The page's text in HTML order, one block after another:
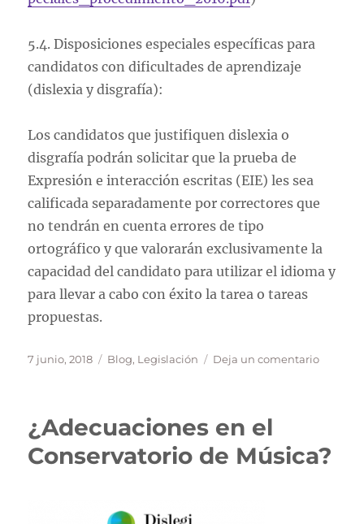
5.4. Disposiciones especiales específicas para
candidatos con dificultades de aprendizaje
(dislexia y disgrafía):
Los candidatos que justifiquen dislexia o
disgrafía podrán solicitar que la prueba de
Expresión e interacción escritas (EIE) les sea
calificada separadamente por correctores que
no tendrán en cuenta errores de tipo
ortográfico y que valorarán exclusivamente la
capacidad del candidato para utilizar el idioma y
para llevar a cabo con éxito la tarea o tareas
propuestas.
Publicado
7 junio, 2018 Categorías
Blog, Legislación Deja un comentarioen
¿Adecuaciones en el
Conservatorio de Música?